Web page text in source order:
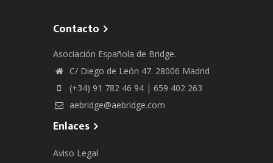
Contacto
Asociación Española de Bridge.
C/ Diego de León 47. 28006 Madrid
(+34) 91 782 46 94 | 659 402 263
aebridge@aebridge.com
Enlaces
Aviso Legal